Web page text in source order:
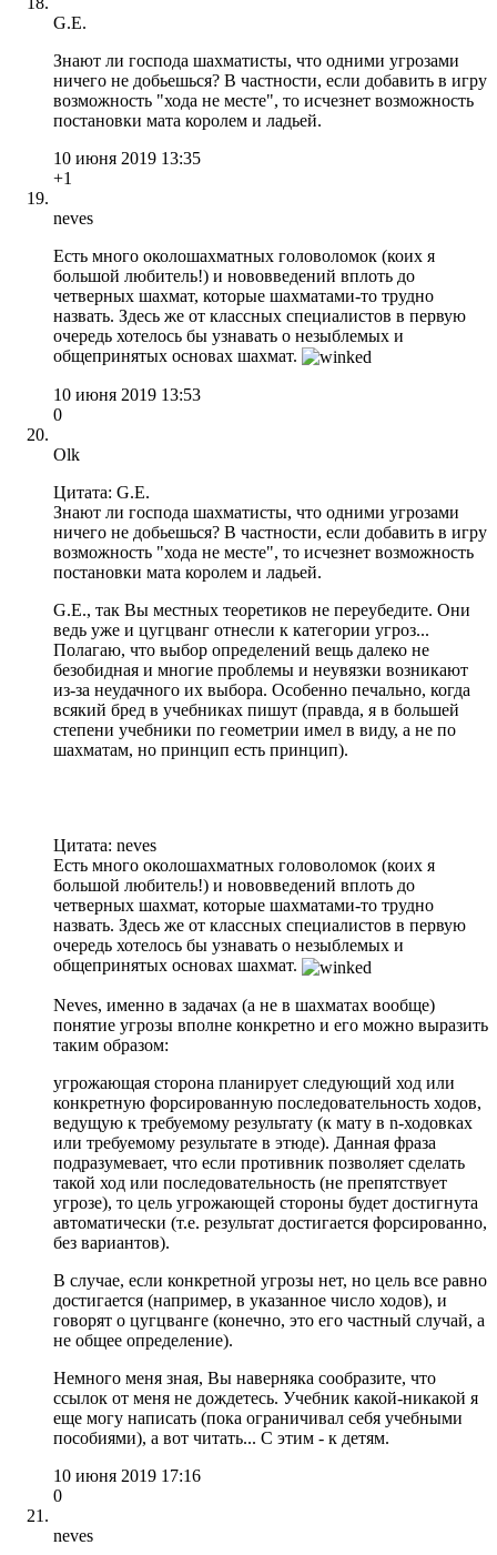
G.E.
Знают ли господа шахматисты, что одними угрозами
ничего не добьешься? В частности, если добавить в игру
возможность "хода не месте", то исчезнет возможность
постановки мата королем и ладьей.
10 июня 2019 13:35
+1
neves
Есть много околошахматных головоломок (коих я
большой любитель!) и нововведений вплоть до
четверных шахмат, которые шахматами-то трудно
назвать. Здесь же от классных специалистов в первую
очередь хотелось бы узнавать о незыблемых и
общепринятых основах шахмат.
10 июня 2019 13:53
0
Olk
Цитата: G.E.
Знают ли господа шахматисты, что одними угрозами
ничего не добьешься? В частности, если добавить в игру
возможность "хода не месте", то исчезнет возможность
постановки мата королем и ладьей.
G.E., так Вы местных теоретиков не переубедите. Они
ведь уже и цугцванг отнесли к категории угроз...
Полагаю, что выбор определений вещь далеко не
безобидная и многие проблемы и неувязки возникают
из-за неудачного их выбора. Особенно печально, когда
всякий бред в учебниках пишут (правда, я в большей
степени учебники по геометрии имел в виду, а не по
шахматам, но принцип есть принцип).
Цитата: neves
Есть много околошахматных головоломок (коих я
большой любитель!) и нововведений вплоть до
четверных шахмат, которые шахматами-то трудно
назвать. Здесь же от классных специалистов в первую
очередь хотелось бы узнавать о незыблемых и
общепринятых основах шахмат.
Neves, именно в задачах (а не в шахматах вообще)
понятие угрозы вполне конкретно и его можно выразить
таким образом:
угрожающая сторона планирует следующий ход или
конкретную форсированную последовательность ходов,
ведущую к требуемому результату (к мату в n-ходовках
или требуемому результате в этюде). Данная фраза
подразумевает, что если противник позволяет сделать
такой ход или последовательность (не препятствует
угрозе), то цель угрожающей стороны будет достигнута
автоматически (т.е. результат достигается форсированно,
без вариантов).
В случае, если конкретной угрозы нет, но цель все равно
достигается (например, в указанное число ходов), и
говорят о цугцванге (конечно, это его частный случай, а
не общее определение).
Немного меня зная, Вы наверняка сообразите, что
ссылок от меня не дождетесь. Учебник какой-никакой я
еще могу написать (пока ограничивал себя учебными
пособиями), а вот читать... С этим - к детям.
10 июня 2019 17:16
0
neves